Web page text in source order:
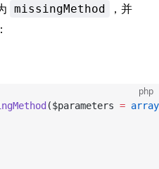
missingMethod
，并
php
($parameters = array